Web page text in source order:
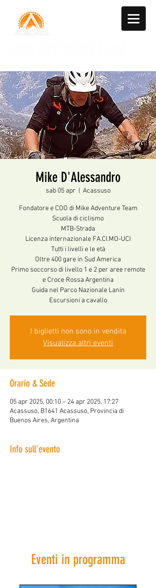
Mike D'Alessandro
sab 05 apr Acassuso
Fondatore e COO di Mike Adventure Team
Scuola di ciclismo
MTB-Strada
Licenza internazionale FA.CI.MO-UCI
Tutti i livelli e le età
Oltre 400 gare in Sud America
Primo soccorso di livello 1 e 2 per aree remote
e Croce Rossa Argentina
Guida nel Parco Nazionale Lanín
Escursioni a cavallo
I biglietti non sono in vendita
Visualizza altri eventi
Orario & Sede
05 apr 2025, 00:10 – 24 apr 2025, 17:27
Acassuso, B1641 Acassuso, Provincia di
Buenos Aires, Argentina
Info sull'evento
Eventi in programma